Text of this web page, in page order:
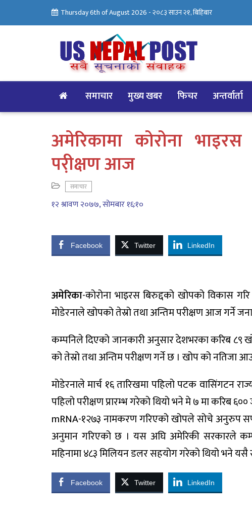
Thursday 6th of August 2026 -२०८३ साउन २१, बिहिबार
समाचार मुख्य खबर फिचर अन्तर्वार्ता
अमेरिकामा कोरोना
परी़क्षण आज
समाचार
१२ श्रावण २०७७, सोमबार १६:१०
Facebook Twitter LinkedIn
अमेरिका-कोरोना भाइरस बिरुद्दको खोपको विकास
मोडेरनाले खोपको तेस्रो तथा अन्तिम परीक्षण आज गर्ने
कम्पनिले दिएको जानकारी अनुसार देशभरका करिब ८९
को तेस्रो तथा अन्तिम परीक्षण गर्ने छ । खोप को नतिजा
मोडेरनाले मार्च १६ तारिखमा पहिलो पटक वासिंगटन
पहिलो परीक्षण प्रारम्भ गरेको थियो भने मे ७ मा करिब
mRNA-१२७३ नामकरण गरिएको खोपले सोचे अनुरुप
अनुमान गरिएको छ । यस अघि अमेरिकी सरकारले
महिनामा ४८३ मिलियन डलर सहयोग गरेको थियो भने
Facebook Twitter LinkedIn